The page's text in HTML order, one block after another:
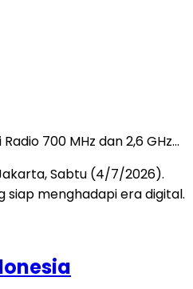
700 MHz dan 2,6 GHz…